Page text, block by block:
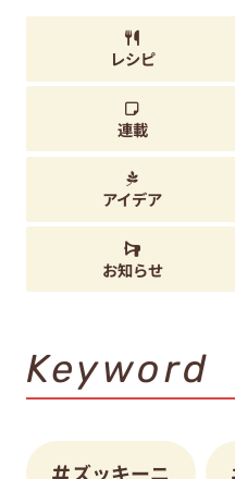
レシピ
連載
アイデア
お知らせ
Keyword
ズッキーニ